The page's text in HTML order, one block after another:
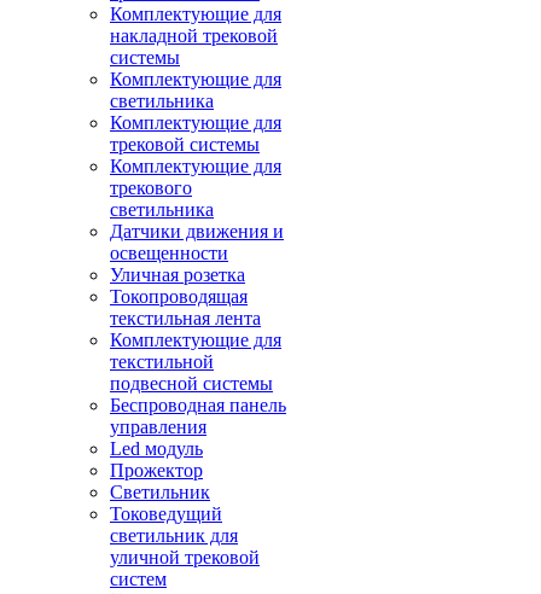
Комплектующие для
накладной трековой
системы
Комплектующие для
светильника
Комплектующие для
трековой системы
Комплектующие для
трекового
светильника
Датчики движения и
освещенности
Уличная розетка
Токопроводящая
текстильная лента
Комплектующие для
текстильной
подвесной системы
Беспроводная панель
управления
Led модуль
Прожектор
Светильник
Токоведущий
светильник для
уличной трековой
систем